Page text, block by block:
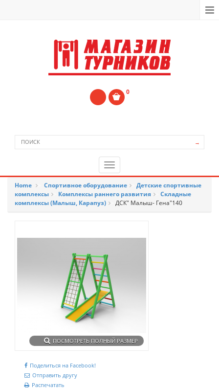
0
→
Home Спортивное оборудование
Детские спортивные
комплексы
Комплексы раннего развития
Складные
комплексы (Малыш, Карапуз)
ДСК" Малыш- Гена"140
ПОСМОТРЕТЬ ПОЛНЫЙ РАЗМЕР
Поделиться на Facebook!
Отправить другу
Распечатать